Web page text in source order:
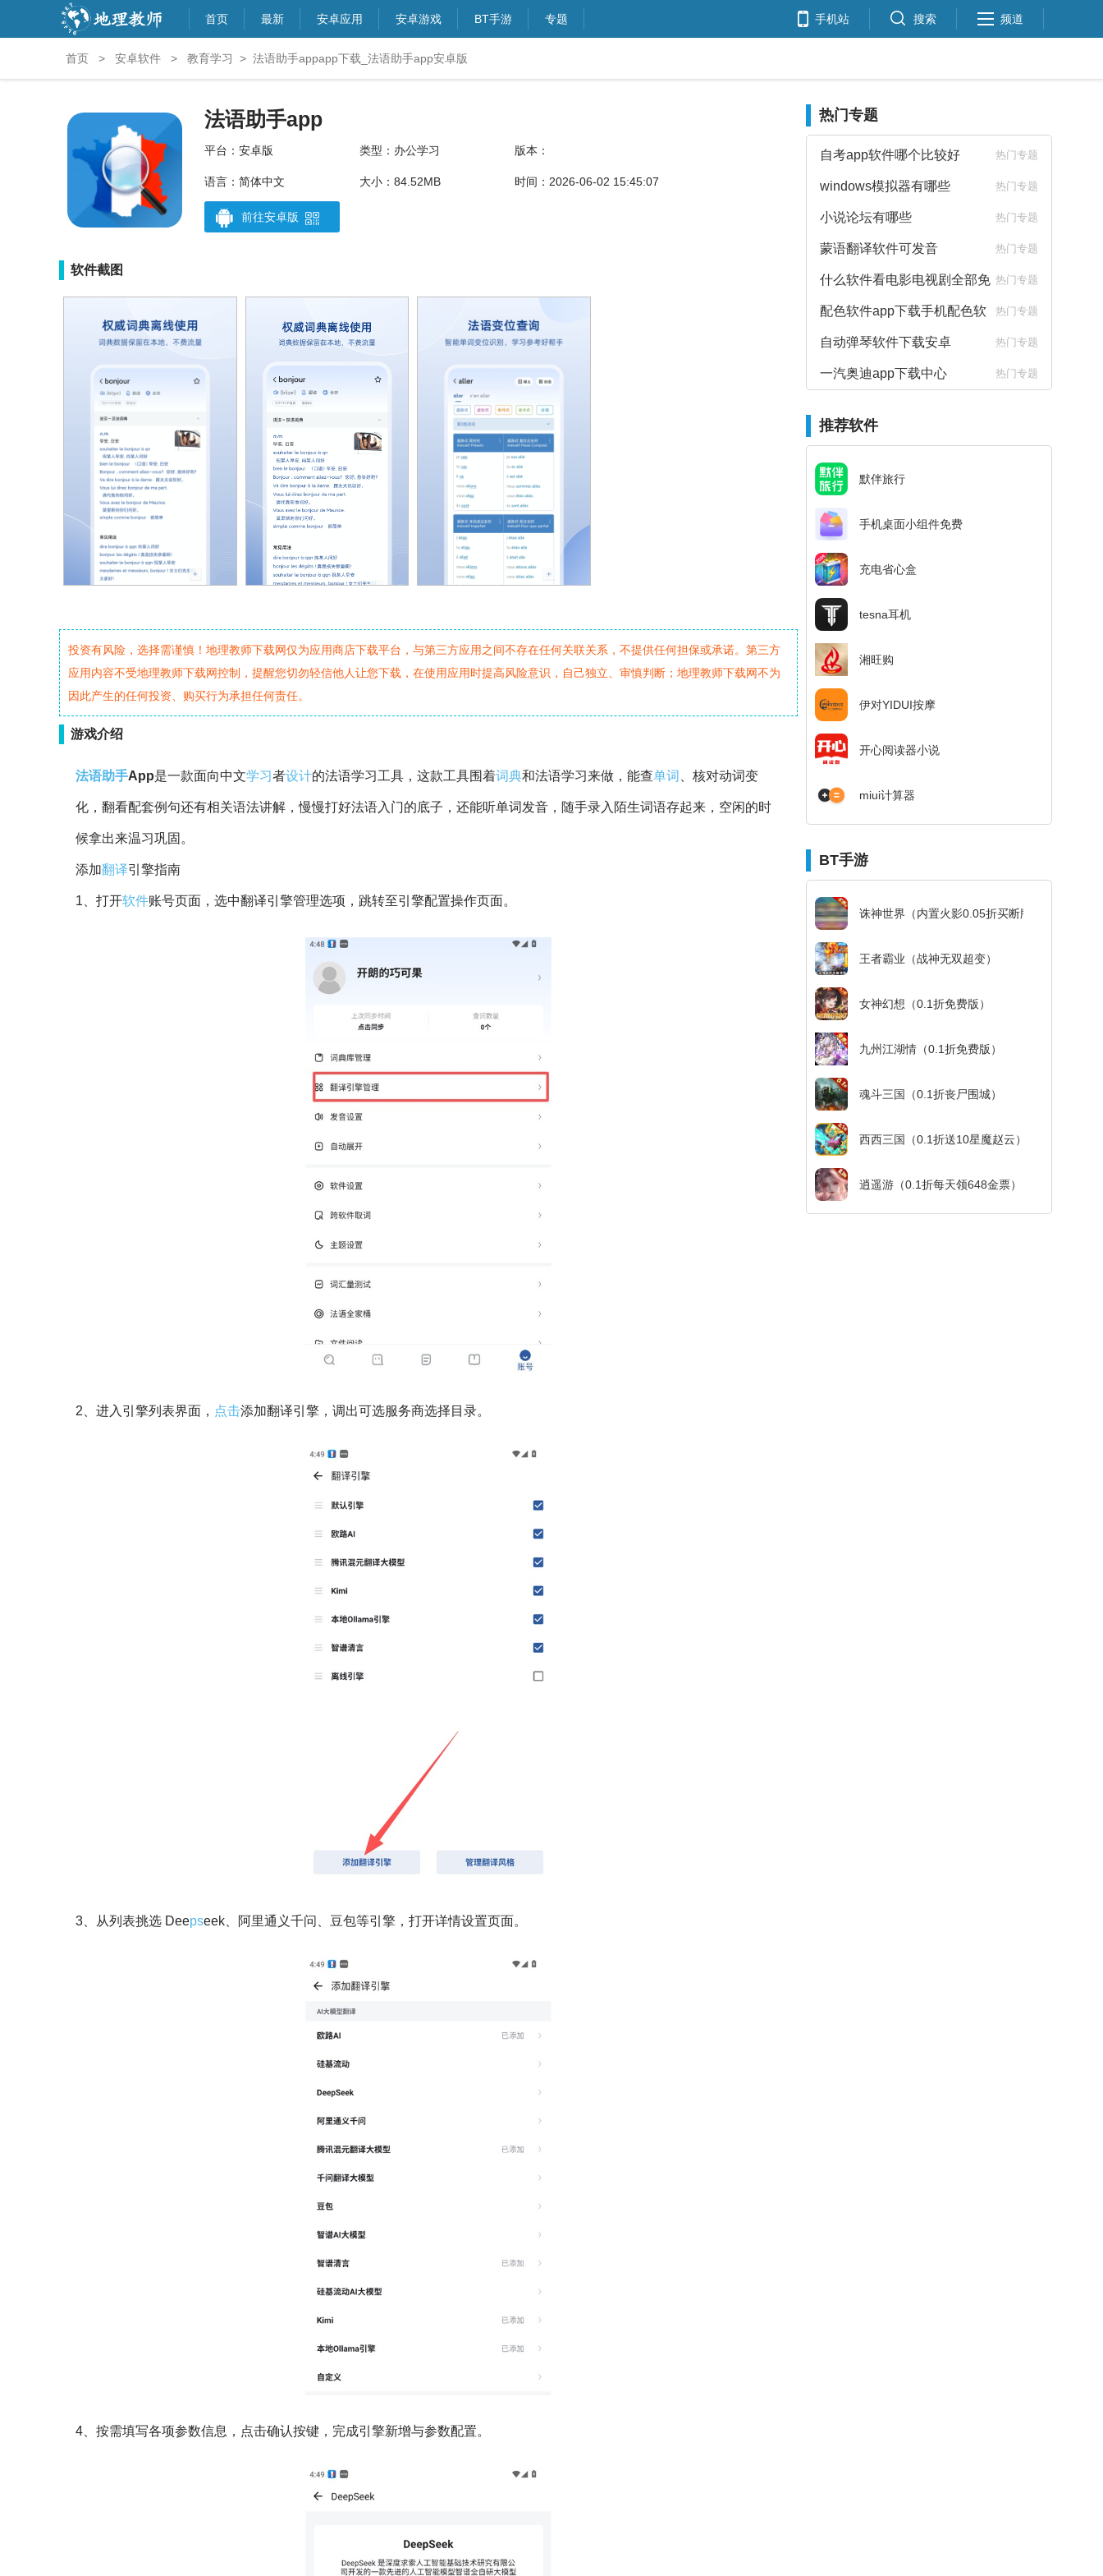
首页 最新 安卓应用 安卓游戏 BT手游 专题 手机站 搜索 频道
首页 > 安卓软件 > 教育学习 > 法语助手appapp下载_法语助手app安卓版
法语助手app
平台：安卓版 类型：办公学习 版本：
语言：简体中文 大小：84.52MB 时间：2026-06-02 15:45:07
前往安卓版
软件截图
投资有风险，选择需谨慎！地理教师下载网仅为应用商店下载平台，与第三方应用之间不存在任何关联关系，不提供任何担保或承诺。第三方
应用内容不受地理教师下载网控制，提醒您切勿轻信他人让您下载，在使用应用时提高风险意识，自己独立、审慎判断；地理教师下载网不为
因此产生的任何投资、购买行为承担任何责任。
游戏介绍
法语助手App是一款面向中文学习者设计的法语学习工具，这款工具围着词典和法语学习来做，能查单词 、核对动词变
化，翻看配套例句还有相关语法讲解，慢慢打好法语入门的底子，还能听单词发音，随手录入陌生词语存起来，空闲的时
候拿出来温习巩固。
添加翻译引擎指南
1、打开软件账号页面，选中翻译引擎管理选项，跳转至引擎配置操作页面。
2、进入引擎列表界面， 点击添加翻译引擎，调出可选服务商选择目录。
3、从列表挑选 Deepseek、阿里通义千问、豆包等引擎，打开详情设置页面。
4、按需填写各项参数信息，点击确认按键，完成引擎新增与参数配置。
热门专题
自考app软件哪个比较好 热门专题
windows模拟器有哪些 热门专题
小说论坛有哪些 热门专题
蒙语翻译软件可发音 热门专题
什么软件看电影电视剧全部免
费
热门专题
配色软件app下载手机配色软
件下载
热门专题
自动弹琴软件下载安卓 热门专题
一汽奥迪app下载中心 热门专题
推荐软件
默伴旅行
手机桌面小组件免费
充电省心盒
tesna耳机
湘旺购
伊对YIDUI按摩
开心阅读器小说
miui计算器
BT手游
诛神世界（内置火影0.05折买断版）
王者霸业（战神无双超变）
女神幻想（0.1折免费版）
九州江湖情（0.1折免费版）
魂斗三国（0.1折丧尸围城）
西西三国（0.1折送10星魔赵云）
逍遥游（0.1折每天领648金票）